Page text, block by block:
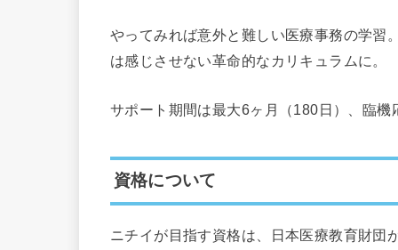
やってみれば意外と難しい医療事務の学習
は感じさせない革命的なカリキュラムに。
サポート期間は最大6ヶ月（180日）、臨
資格について
ニチイが目指す資格は、日本医療教育財団